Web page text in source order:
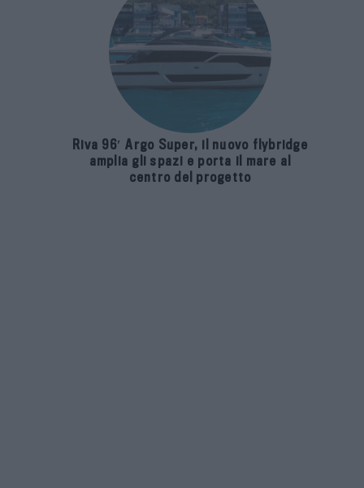
Riva 96′ Argo Super, il nuovo flybridge
amplia gli spazi e porta il mare al
centro del progetto